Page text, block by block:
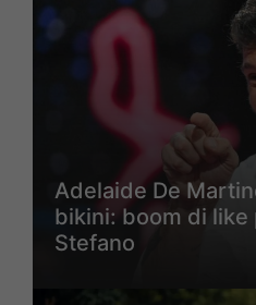
Adelaide De
bikini: boom di like
Stefano